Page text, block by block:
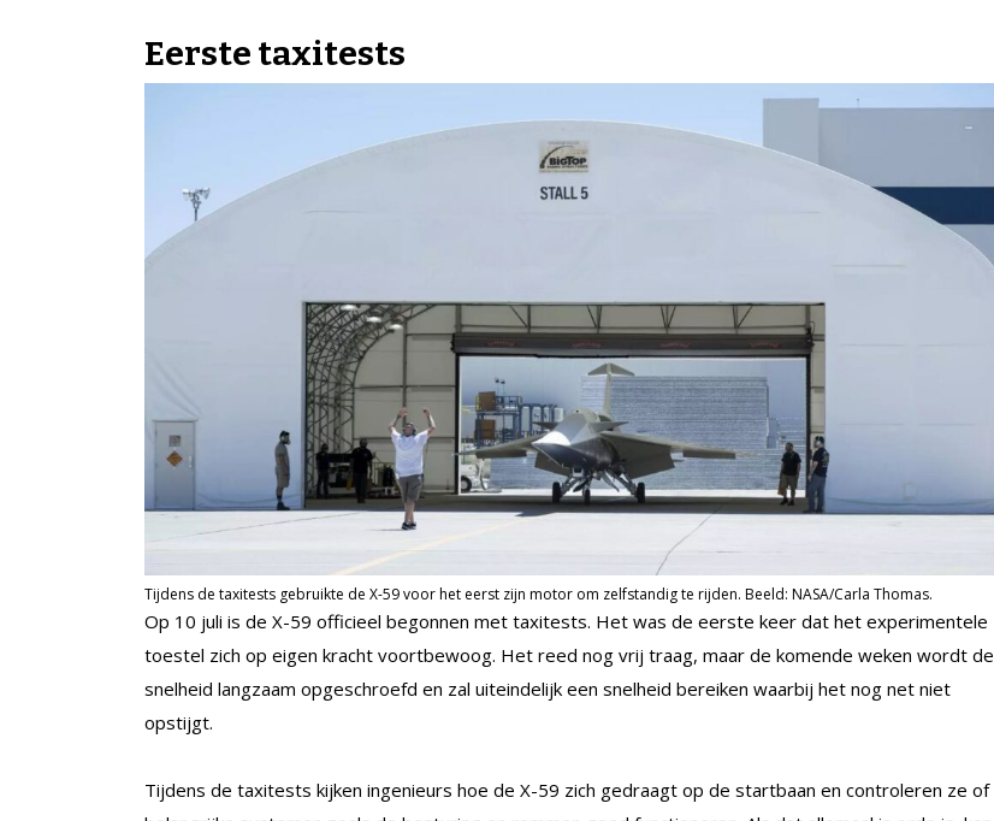
Eerste taxitests
Tijdens de taxitests gebruikte de X-59 voor het eerst zijn motor om zelfstandig te rijden. Beeld: NASA/Carla Thomas.
Op 10 juli is de X-59 officieel begonnen met taxitests. Het was de eerste keer dat het experimentele
toestel zich op eigen kracht voortbewoog. Het reed nog vrij traag, maar de komende weken wordt de
snelheid langzaam opgeschroefd en zal uiteindelijk een snelheid bereiken waarbij het nog net niet
opstijgt.
Tijdens de taxitests kijken ingenieurs hoe de X-59 zich gedraagt op de startbaan en controleren ze of